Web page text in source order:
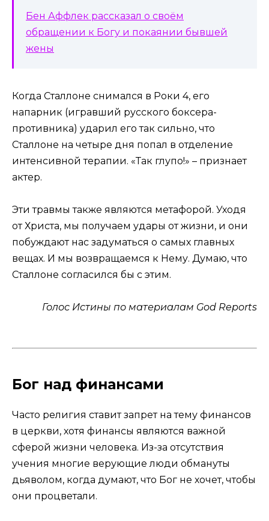
Бен Аффлек рассказал о своём
обращении к Богу и покаянии бывшей
жены
Когда Сталлоне снимался в Роки 4, его
напарник (игравший русского боксера-
противника) ударил его так сильно, что
Сталлоне на четыре дня попал в отделение
интенсивной терапии. «Так глупо!» – признает
актер.
Эти травмы также являются метафорой. Уходя
от Христа, мы получаем удары от жизни, и они
побуждают нас задуматься о самых главных
вещах. И мы возвращаемся к Нему. Думаю, что
Сталлоне согласился бы с этим.
Голос Истины по материалам God Reports
Бог над финансами
Часто религия ставит запрет на тему финансов
в церкви, хотя финансы являются важной
сферой жизни человека. Из-за отсутствия
учения многие верующие люди обмануты
дьяволом, когда думают, что Бог не хочет, чтобы
они процветали.